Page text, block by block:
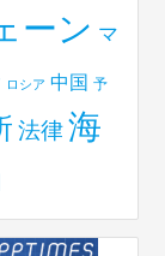
ーン マ
ロシア 中国 予
法律 海